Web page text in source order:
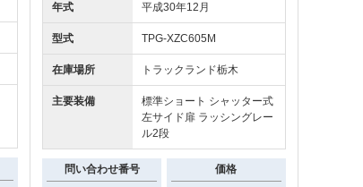
年式 平成30年12月
型式 TPG-XZC605M
在庫場所 トラックランド栃木
主要装備
標準ショート シャッター式
左サイド扉 ラッシングレー
ル2段
問い合わせ番号 価格